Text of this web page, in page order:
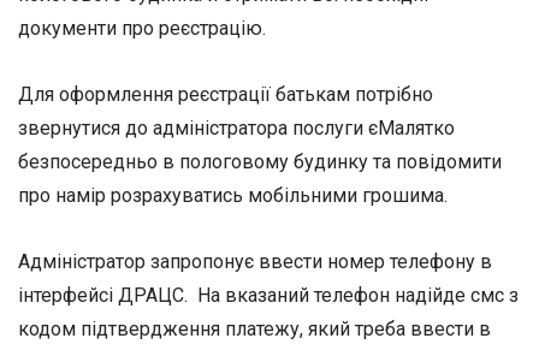
документи про реєстрацію.
Для оформлення реєстрації батькам потрібно
звернутися до адміністратора послуги єМалятко
безпосередньо в пологовому будинку та повідомити
про намір розрахуватись мобільними грошима.
Адміністратор запропонує ввести номер телефону в
інтерфейсі ДРАЦС. На вказаний телефон надійде смс з
кодом підтвердження платежу, який треба ввести в